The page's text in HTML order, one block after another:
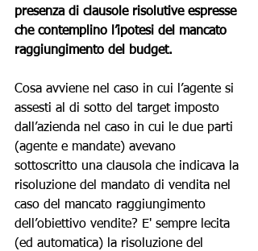
presenza di clausole risolutive espresse
che contemplino l’ipotesi del mancato
raggiungimento del budget.
Cosa avviene nel caso in cui l’agente si
assesti al di sotto del target imposto
dall’azienda nel caso in cui le due parti
(agente e mandate) avevano
sottoscritto una clausola che indicava la
risoluzione del mandato di vendita nel
caso del mancato raggiungimento
dell’obiettivo vendite? E' sempre lecita
(ed automatica) la risoluzione del